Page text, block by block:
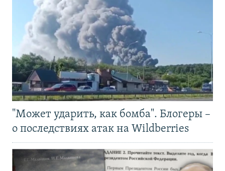
"Может ударить, как бомба". Блогеры –
о последствиях атак на Wildberries